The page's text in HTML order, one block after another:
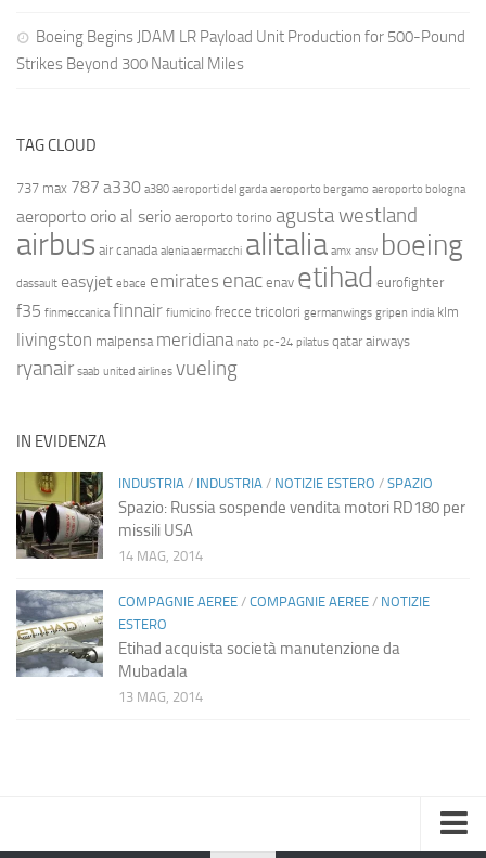
Boeing Begins JDAM LR Payload Unit Production for 500-Pound
Strikes Beyond 300 Nautical Miles
TAG CLOUD
737 max 787 a330 a380 aeroporti del garda aeroporto bergamo aeroporto bologna
aeroporto orio al serio aeroporto torino agusta westland
airbus air canada alenia aermacchi alitalia amx ansv boeing
dassault easyjet ebace emirates enac enav etihad eurofighter
f35 finmeccanica finnair fiumicino frecce tricolori germanwings gripen india klm
livingston malpensa meridiana nato pc-24 pilatus qatar airways
ryanair saab united airlines vueling
IN EVIDENZA
INDUSTRIA / INDUSTRIA / NOTIZIE ESTERO / SPAZIO
Spazio: Russia sospende vendita motori RD180 per
missili USA
14 MAG, 2014
COMPAGNIE AEREE / COMPAGNIE AEREE / NOTIZIE
ESTERO
Etihad acquista società manutenzione da
Mubadala
13 MAG, 2014